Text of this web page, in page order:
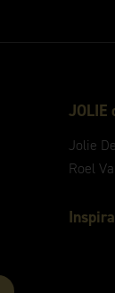
JOLIE
Jolie
Roel